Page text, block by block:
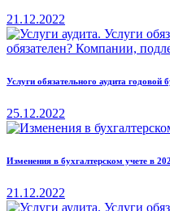
21.12.2022
Услуги обязательного аудита годовой
25.12.2022
Изменения в бухгалтерском учете в
21.12.2022